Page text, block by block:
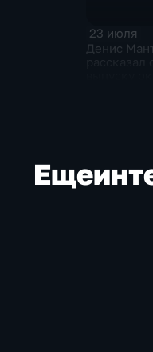
23 июля
Денис
Еще